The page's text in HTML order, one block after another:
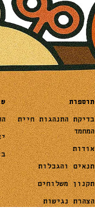
תוספות
בדיקת התנהגות חיית
המחמד
אודות
תנאים והגבלות
תקנון משלוחים
הצהרת נגישות